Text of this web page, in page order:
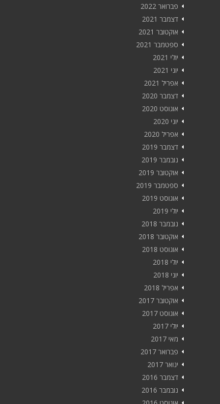
פברואר 2022
דצמבר 2021
אוקטובר 2021
ספטמבר 2021
יולי 2021
יוני 2021
אפריל 2021
דצמבר 2020
אוגוסט 2020
יוני 2020
אפריל 2020
דצמבר 2019
נובמבר 2019
אוקטובר 2019
ספטמבר 2019
אוגוסט 2019
יולי 2019
נובמבר 2018
אוקטובר 2018
אוגוסט 2018
יולי 2018
יוני 2018
אפריל 2018
אוקטובר 2017
אוגוסט 2017
יולי 2017
מאי 2017
פברואר 2017
ינואר 2017
דצמבר 2016
נובמבר 2016